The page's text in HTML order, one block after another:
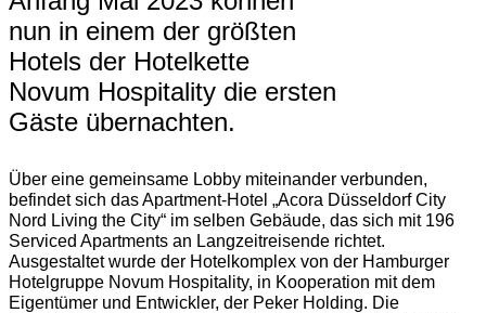
nun in einem der größten
Hotels der Hotelkette
Novum Hospitality die ersten
Gäste übernachten.
Über eine gemeinsame Lobby miteinander verbunden,
befindet sich das Apartment-Hotel „Acora Düsseldorf City
Nord Living the City“ im selben Gebäude, das sich mit 196
Serviced Apartments an Langzeitreisende richtet.
Ausgestaltet wurde der Hotelkomplex von der Hamburger
Hotelgruppe Novum Hospitality, in Kooperation mit dem
Eigentümer und Entwickler, der Peker Holding. Die